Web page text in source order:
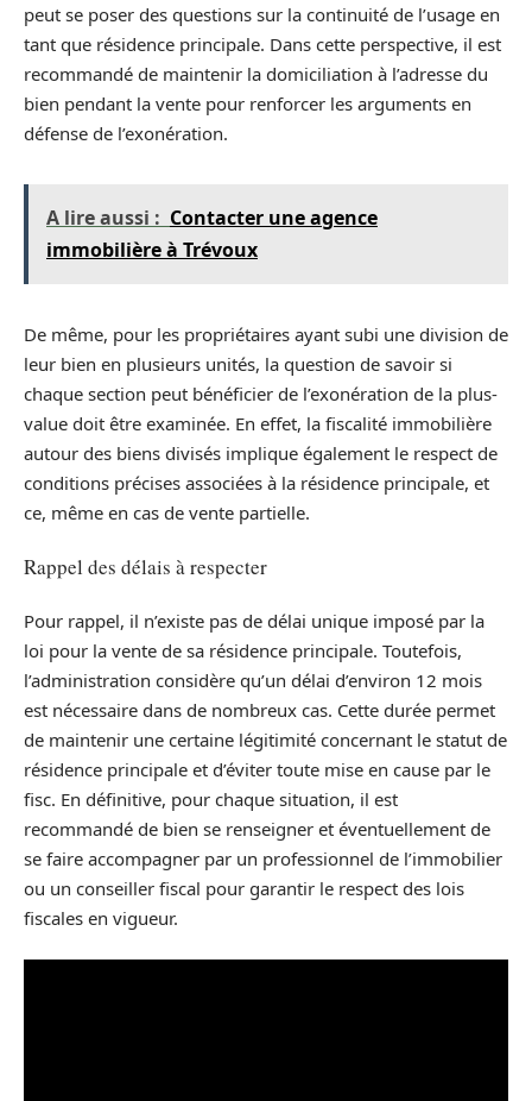
peut se poser des questions sur la continuité de l’usage en
tant que résidence principale. Dans cette perspective, il est
recommandé de maintenir la domiciliation à l’adresse du
bien pendant la vente pour renforcer les arguments en
défense de l’exonération.
A lire aussi : Contacter une agence
immobilière à Trévoux
De même, pour les propriétaires ayant subi une division de
leur bien en plusieurs unités, la question de savoir si
chaque section peut bénéficier de l’exonération de la plus-
value doit être examinée. En effet, la fiscalité immobilière
autour des biens divisés implique également le respect de
conditions précises associées à la résidence principale, et
ce, même en cas de vente partielle.
Rappel des délais à respecter
Pour rappel, il n’existe pas de délai unique imposé par la
loi pour la vente de sa résidence principale. Toutefois,
l’administration considère qu’un délai d’environ 12 mois
est nécessaire dans de nombreux cas. Cette durée permet
de maintenir une certaine légitimité concernant le statut de
résidence principale et d’éviter toute mise en cause par le
fisc. En définitive, pour chaque situation, il est
recommandé de bien se renseigner et éventuellement de
se faire accompagner par un professionnel de l’immobilier
ou un conseiller fiscal pour garantir le respect des lois
fiscales en vigueur.